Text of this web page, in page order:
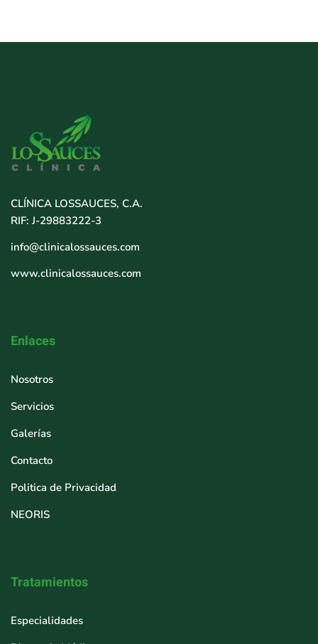
CLÍNICA LOSSAUCES, C.A.
RIF: J-29883222-3
info@clinicalossauces.com
www.clinicalossauces.com
Enlaces
Nosotros
Servicios
Galerías
Contacto
Politica de Privacidad
NEORIS
Tratamientos
Especialidades